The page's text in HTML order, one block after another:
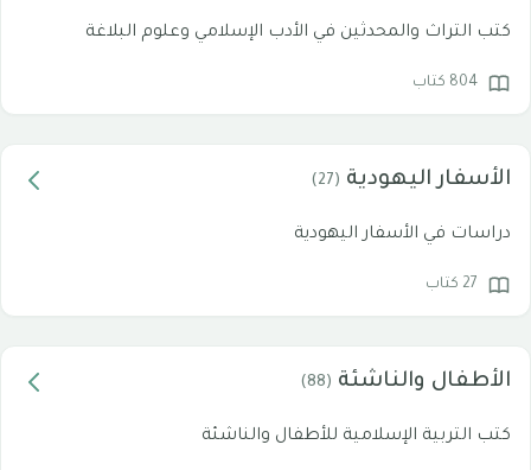
كتب التراث والمحدثين في الأدب الإسلامي وعلوم البلاغة
804 كتاب
الأسفار اليهودية (27)
دراسات في الأسفار اليهودية
27 كتاب
الأطفال والناشئة (88)
كتب التربية الإسلامية للأطفال والناشئة